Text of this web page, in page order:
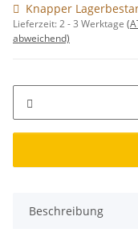
Knapper
Lieferzeit:2 - 3 Werktage
abweichend)
Beschreibung